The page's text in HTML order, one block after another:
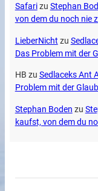
Safarizu Stephan
von dem du noch nie
LieberNicht zu
Das Problem mit der
HB zu Sedlaceks Ant
Problem mit der
Stephan Boden zu
kaufst, von dem du